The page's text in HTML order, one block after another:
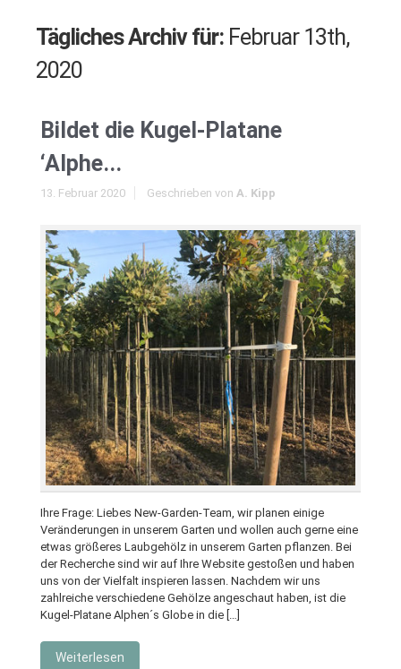
Tägliches Archiv für: Februar 13th,
2020
Bildet die Kugel-Platane
‘Alphe...
13. Februar 2020 Geschrieben von A. Kipp
Ihre Frage: Liebes New-Garden-Team, wir planen einige
Veränderungen in unserem Garten und wollen auch gerne eine
etwas größeres Laubgehölz in unserem Garten pflanzen. Bei
der Recherche sind wir auf Ihre Website gestoßen und haben
uns von der Vielfalt inspieren lassen. Nachdem wir uns
zahlreiche verschiedene Gehölze angeschaut haben, ist die
Kugel-Platane Alphen´s Globe in die […]
Weiterlesen